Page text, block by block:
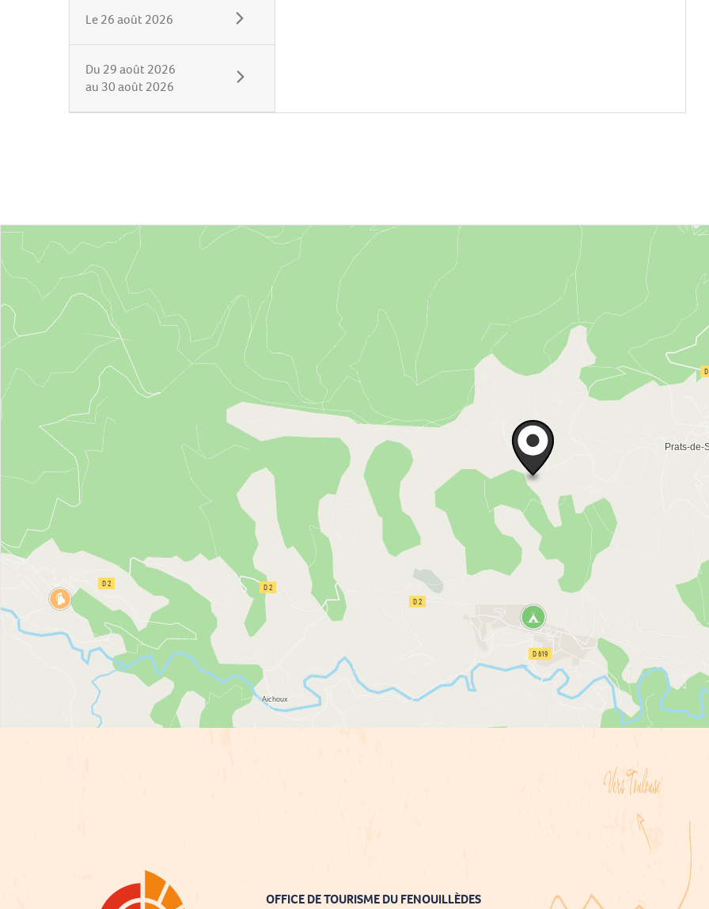
Le26 août 2026
Du 29 août 2026
au30 août 2026
OFFICE DE TOURISME DU FENOUILLÈDES